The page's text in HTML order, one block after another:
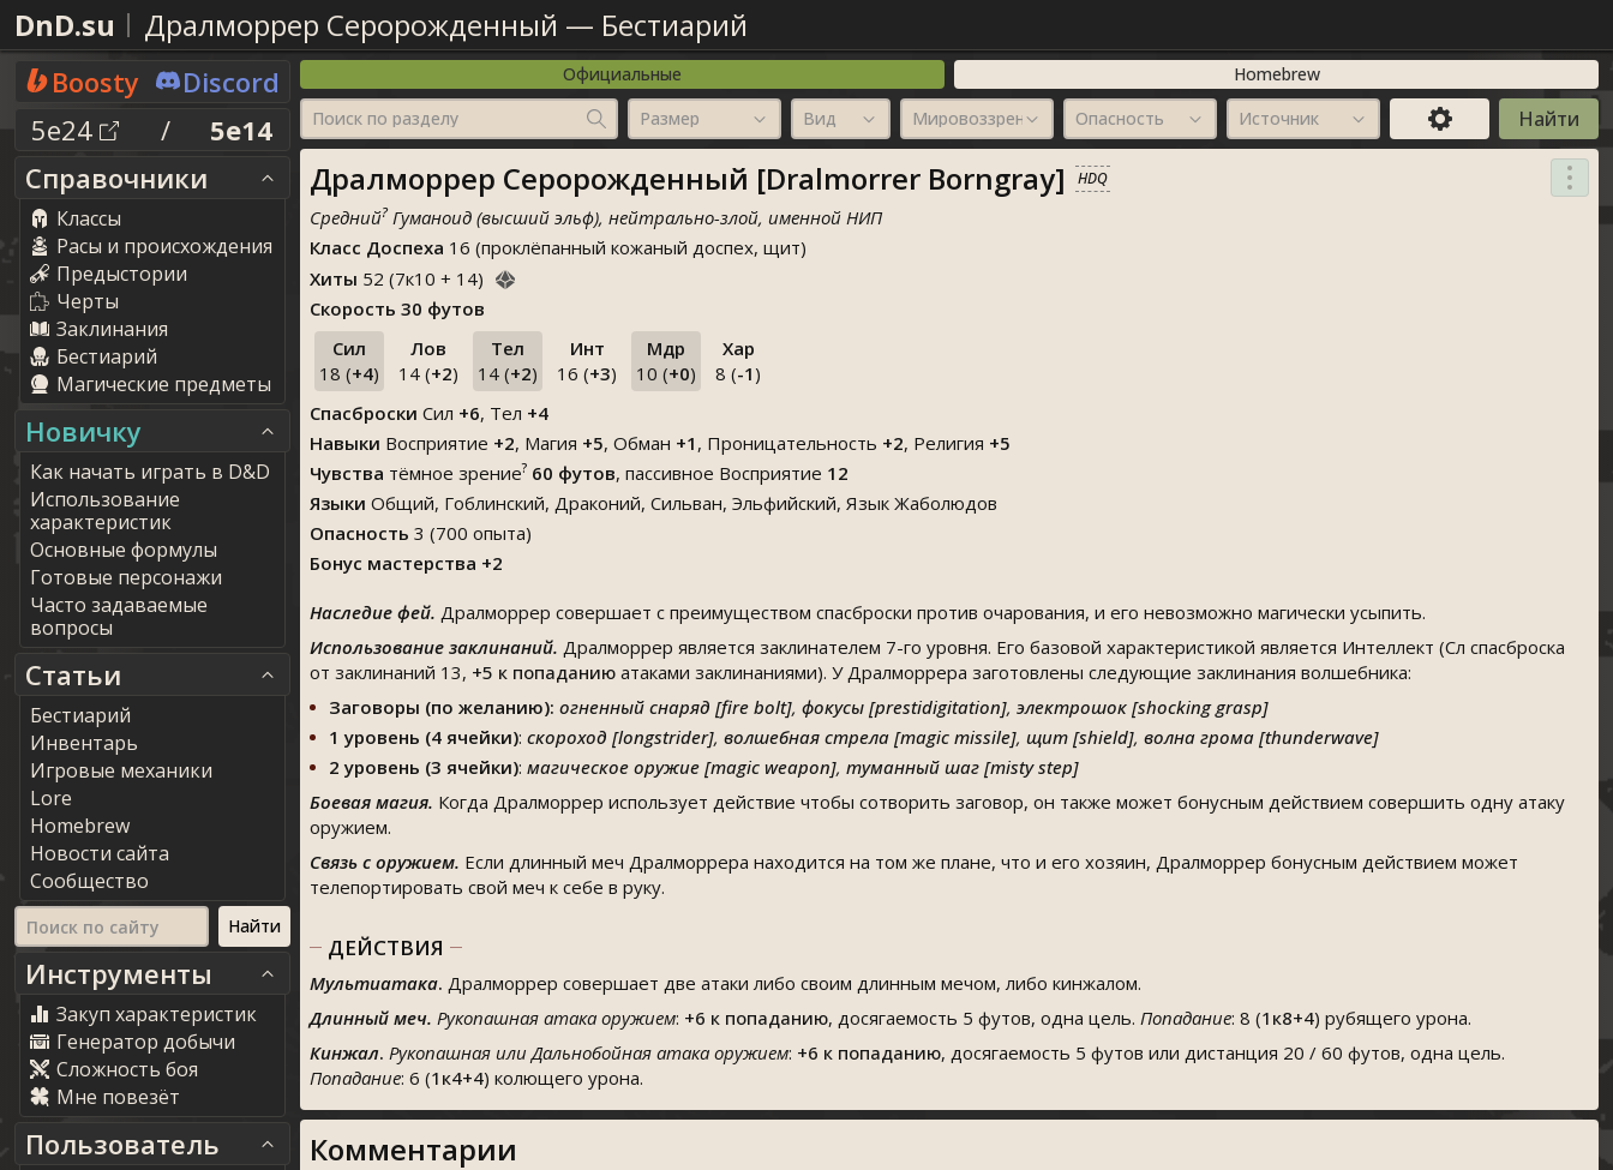
DnD.su Дралморрер Серорожденный — Бестиарий
Boosty
Discord
5e24
/
5e14
Справочники
Классы
Расы и происхождения
Предыстории
Черты
Заклинания
Бестиарий
Магические предметы
Новичку
Как начать играть в D&D
Использование
характеристик
Основные формулы
Готовые персонажи
Часто задаваемые
вопросы
Статьи
Бестиарий
Инвентарь
Игровые механики
Lore
Homebrew
Новости сайта
Сообщество
Инструменты
Закуп характеристик
Генератор добычи
Сложность боя
Мне повезёт
Пользователь
Официальные
Homebrew
Поиск по разделу
Размер Вид Мировоззрение Опасность Источник
Дралморрер Серорожденный [Dralmorrer Borngray] HDQ
Средний?Гуманоид (высший эльф), нейтрально-злой, именной НИП
Класс Доспеха 16 (проклёпанный кожаный доспех, щит)
Хиты 52 (7к10 + 14)
Скорость 30 футов
Сил
18 (+4)
Лов
14 (+2)
Тел
14 (+2)
Инт
16 (+3)
Мдр
10 (+0)
Хар
8 (-1 )
Спасброски Сил +6, Тел +4
Навыки Восприятие +2, Магия +5, Обман +1 , Проницательность +2, Религия +5
Чувства тёмное зрение? 60 футов, пассивное Восприятие 12
Языки Общий, Гоблинский, Драконий, Сильван, Эльфийский, Язык Жаболюдов
Опасность 3 (700 опыта)
Бонус мастерства +2
Наследие фей. Дралморрер совершает с преимуществом спасброски против очарования, и его невозможно магически усыпить.
Использование заклинаний. Дралморрер является заклинателем 7-го уровня. Его базовой характеристикой является Интеллект (Сл спасброска
от заклинаний 13, +5 к попаданию атаками заклинаниями). У Дралморрера заготовлены следующие заклинания волшебника:
Заговоры (по желанию): огненный снаряд [fire bolt], фокусы [prestidigitation], электрошок [shocking grasp]
1 уровень (4 ячейки): скороход [longstrider], волшебная стрела [magic missile], щит [shield], волна грома [thunderwave]
2 уровень (3 ячейки): магическое оружие [magic weapon], туманный шаг [misty step]
Боевая магия. Когда Дралморрер использует действие чтобы сотворить заговор, он также может бонусным действием совершить одну атаку
оружием.
Связь с оружием. Если длинный меч Дралморрера находится на том же плане, что и его хозяин, Дралморрер бонусным действием может
телепортировать свой меч к себе в руку.
ДЕЙСТВИЯ
Мультиатака. Дралморрер совершает две атаки либо своим длинным мечом, либо кинжалом.
Длинный меч. Рукопашная атака оружием: +6 к попаданию, досягаемость 5 футов, одна цель. Попадание: 8 (1к8+4) рубящего урона.
Кинжал. Рукопашная или Дальнобойная атака оружием: +6 к попаданию, досягаемость 5 футов или дистанция 20 / 60 футов, одна цель.
Попадание: 6 (1к4+4) колющего урона.
Комментарии